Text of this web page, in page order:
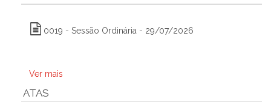
0019 - Sessão Ordinária - 29/07/2026
Ver mais
ATAS